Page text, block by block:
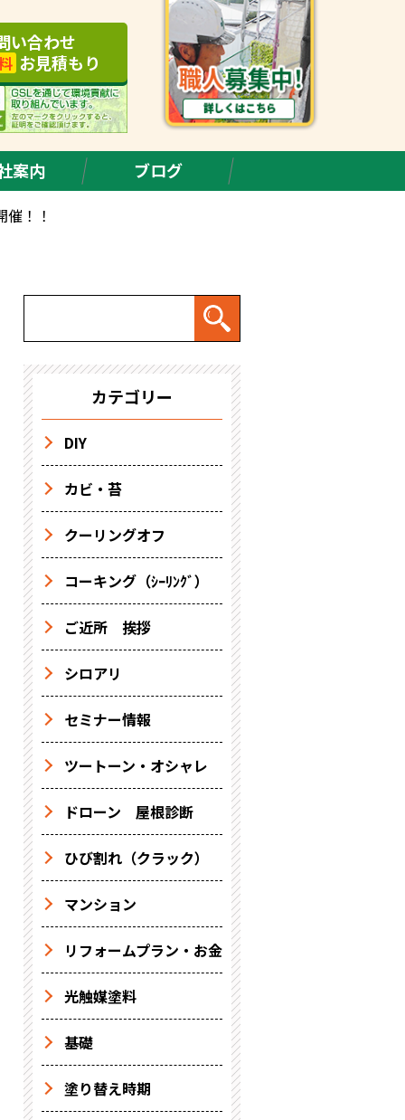
い合わせ
お見積もり
案内 ブログ
！！
カテゴリー
DIY
カビ・苔
クーリングオフ
コーキング（ｼｰﾘﾝｸﾞ）
ご近所 挨拶
シロアリ
セミナー情報
ツートーン・オシャレ
ドローン 屋根診断
ひび割れ（クラック）
マンション
リフォームプラン・お金
光触媒塗料
基礎
塗り替え時期